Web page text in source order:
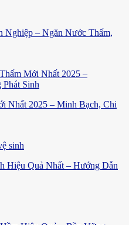
Nghiệp – Ngăn Nước Thấm,
Nhất 2025 – Minh Bạch, Chi
Hiệu Quả Nhất – Hướng Dẫn